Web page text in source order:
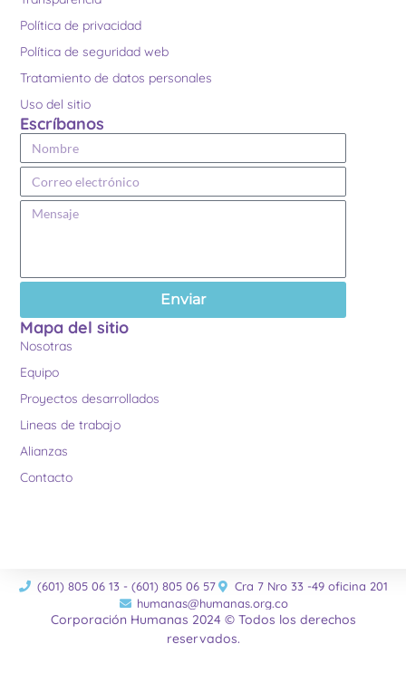
Política de privacidad
Política de seguridad web
Tratamiento de datos personales
Uso del sitio
Escríbanos
Enviar
Mapa del sitio
Nosotras
Equipo
Proyectos desarrollados
Lineas de trabajo
Alianzas
Contacto
(601) 805 06 13 - (601) 805 06 57
Cra 7 Nro 33 -49 oficina 201
humanas@humanas.org.co
Corporación Humanas 2024 © Todos los derechos
reservados.